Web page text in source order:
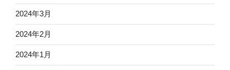
2024年3月
2024年2月
2024年1月